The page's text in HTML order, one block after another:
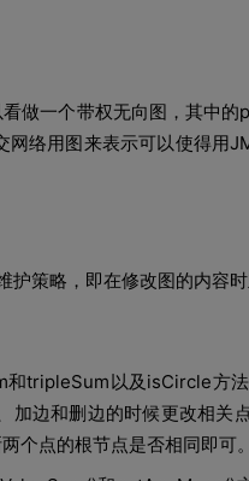
做一个带权无向图，其中的
网络用图来表示可以使得用
策略，即在修改图的内容时
和tripleSum以及 isCircle方法
加边和删边的时候更改相关
个点的根节点是否相同即可。